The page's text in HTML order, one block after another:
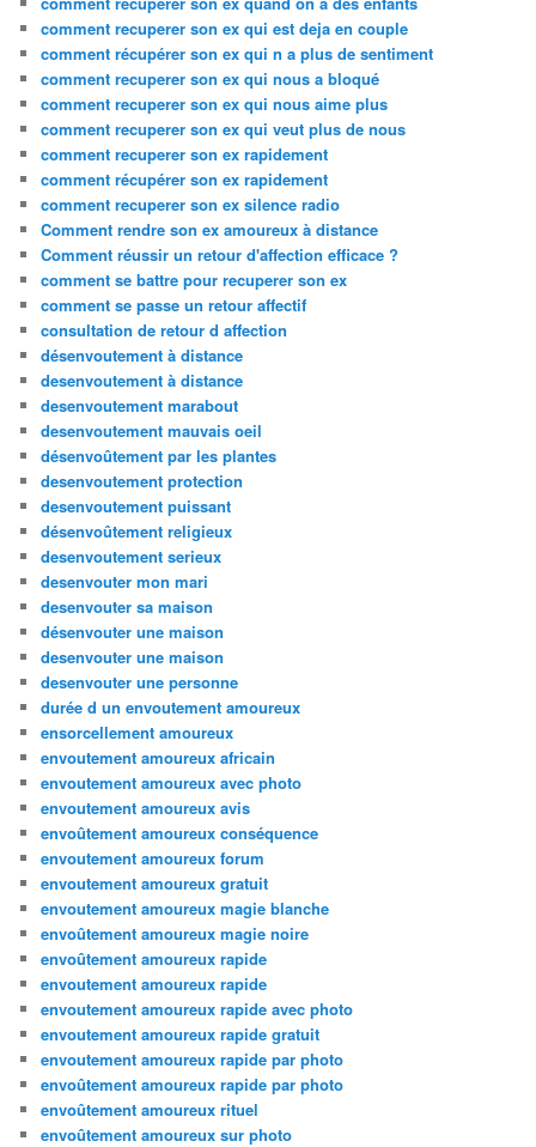
comment recuperer son ex qui est deja en couple
comment récupérer son ex qui n a plus de sentiment
comment recuperer son ex qui nous a bloqué
comment recuperer son ex qui nous aime plus
comment recuperer son ex qui veut plus de nous
comment recuperer son ex rapidement
comment récupérer son ex rapidement
comment recuperer son ex silence radio
Comment rendre son ex amoureux à distance
Comment réussir un retour d'affection efficace ?
comment se battre pour recuperer son ex
comment se passe un retour affectif
consultation de retour d affection
désenvoutement à distance
desenvoutement à distance
desenvoutement marabout
desenvoutement mauvais oeil
désenvoûtement par les plantes
desenvoutement protection
desenvoutement puissant
désenvoûtement religieux
desenvoutement serieux
desenvouter mon mari
desenvouter sa maison
désenvouter une maison
desenvouter une maison
desenvouter une personne
durée d un envoutement amoureux
ensorcellement amoureux
envoutement amoureux africain
envoutement amoureux avec photo
envoutement amoureux avis
envoûtement amoureux conséquence
envoutement amoureux forum
envoutement amoureux gratuit
envoutement amoureux magie blanche
envoûtement amoureux magie noire
envoûtement amoureux rapide
envoutement amoureux rapide
envoutement amoureux rapide avec photo
envoutement amoureux rapide gratuit
envoutement amoureux rapide par photo
envoûtement amoureux rapide par photo
envoûtement amoureux rituel
envoûtement amoureux sur photo